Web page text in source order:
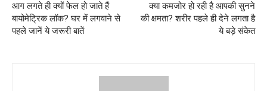
आग लगते ही क्यों फेल हो जाते हैं
बायोमेट्रिक लॉक? घर में लगवाने से
पहले जानें ये जरूरी बातें
क्या कमजोर हो रही है आपकी सुनने
की क्षमता? शरीर पहले ही देने लगता है
ये बड़े संकेत